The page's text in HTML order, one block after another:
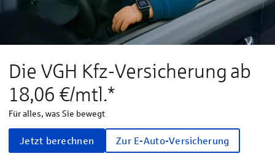
Die VGH Kfz-Versicherung ab
18,06 €/mtl.*
Für alles, was Sie bewegt
Jetzt berechnen Zur E-Auto-Versicherung